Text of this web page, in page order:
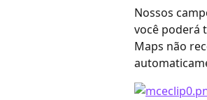
Nossos
você poderá
Maps não